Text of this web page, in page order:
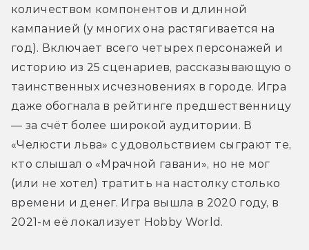
количеством компонентов и длинной
кампанией (у многих она растягивается на
год). Включает всего четырех персонажей и
историю из 25 сценариев, рассказывающую о
таинственных исчезновениях в городе. Игра
даже обогнала в рейтинге предшественницу
— за счёт более широкой аудитории. В
«Челюсти льва» с удовольствием сыграют те,
кто слышал о «Мрачной гавани», но не мог
(или не хотел) тратить на настолку столько
времени и денег. Игра вышла в 2020 году, в
2021-м её локализует Hobby World.